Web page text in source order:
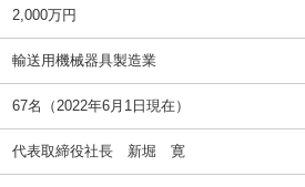
2,000万円
輸送用機械器具製造業
67名（2022年6月1日現在）
代表取締役社長 新堀 寛